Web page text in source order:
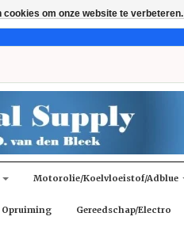
Motorolie/koelvloeistof/adblue
Opruiming Gereedschap/Electro
om onze website te verbeteren.